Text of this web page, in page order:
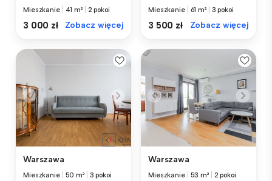
Mieszkanie 41 m² 2 pokoi
3 000 zł Zobacz więcej
Mieszkanie 61 m² 3 pokoi
3 500 zł Zobacz więcej
Warszawa
Mieszkanie 50 m² 3 pokoi
Warszawa
Mieszkanie 53 m² 2 pokoi